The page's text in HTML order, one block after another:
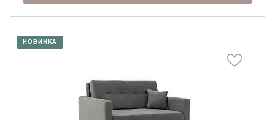
обработки персональных данных и
согласен на их обработку.
НОВИНКА